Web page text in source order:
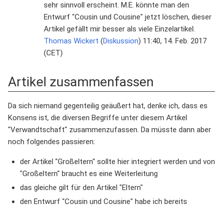
sehr sinnvoll erscheint. M.E. könnte man den
Entwurf "Cousin und Cousine" jetzt löschen, dieser
Artikel gefällt mir besser als viele Einzelartikel.
Thomas Wickert (Diskussion) 11:40, 14. Feb. 2017
(CET)
Artikel zusammenfassen
Da sich niemand gegenteilig geäußert hat, denke ich, dass es
Konsens ist, die diversen Begriffe unter diesem Artikel
"Verwandtschaft" zusammenzufassen. Da müsste dann aber
noch folgendes passieren:
der Artikel "Großeltern" sollte hier integriert werden und von
"Großeltern" braucht es eine Weiterleitung
das gleiche gilt für den Artikel "Eltern"
den Entwurf "Cousin und Cousine" habe ich bereits